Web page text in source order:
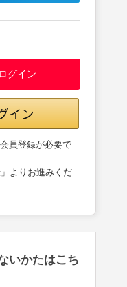
グイン
員登録が必要で
よりお進みくだ
いかたはこち